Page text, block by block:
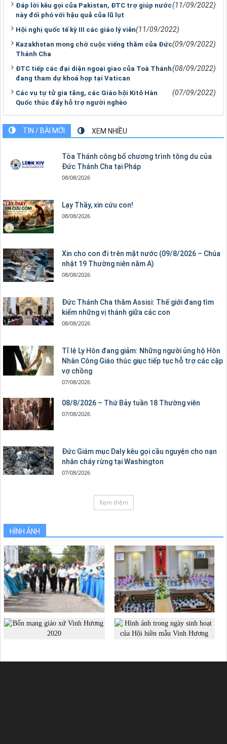
Đáp lời kêu gọi của Pakistan, ĐTC trợ giúp nước
này đối phó với hậu quả của lũ lụt
(11/09/2022)
Hội nghị quốc tế kỳ III các giáo lý viên(11/09/2022)
Kazakhstan mong chờ cuộc viếng thăm của Đức
Thánh Cha
(09/09/2022)
ĐTC tiếp các đại diện ngoại giao của Toà Thánh
đang tham dự khoá họp tại Vatican
(08/09/2022)
Các vụ tự tử gia tăng, các Giáo hội Kitô Hàn
Quốc thúc đẩy hỗ trợ người nghèo
(07/09/2022)
TIN / BÀI MỚI XEM NHIỀU
Tòa Thánh công bố chương trình tông du của
Đức Thánh Cha tại Pháp
08/08/2026
Lạy Thầy, xin cứu con!
08/08/2026
Xin cho con đi trên mặt nước (09/8/2026 – Chúa
nhật 19 Thường niên năm A)
08/08/2026
Đức Thánh Cha thăm Assisi: Thế giới đang tìm
kiếm những vị thánh giữa các con
08/08/2026
Tỉ lệ Ly Hôn đang giảm: Những người ủng hộ Hôn
Nhân Công Giáo thúc giục tiếp tục hỗ trợ các cặp
vợ chồng
07/08/2026
08/8/2026 – Thứ Bảy tuần 18 Thường viên
07/08/2026
Đức Giám mục Daly kêu gọi cầu nguyện cho nạn
nhân cháy rừng tại Washington
07/08/2026
Xem thêm
HÌNH ẢNH